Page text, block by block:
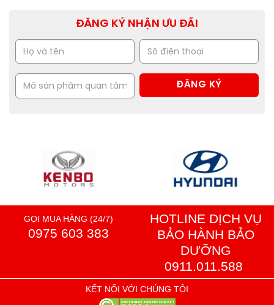
ĐĂNG KÝ NHẬN ƯU ĐÃI
GỌI MUA HÀNG (24/7)
0975 603 383
HOTLINE DỊCH VỤ
BẢO HÀNH BẢO
DƯỠNG
0911.011.588
KẾT NỐI VỚI CHÚNG TÔI